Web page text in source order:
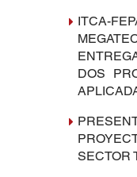
ITCA-
DOS
SECTOR